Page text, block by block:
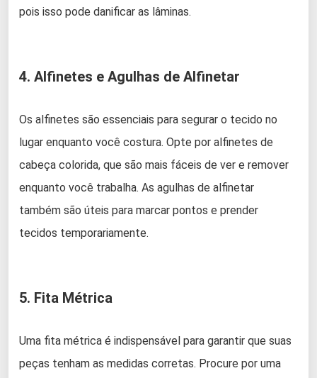
pois isso pode danificar as lâminas.
4. Alfinetes e Agulhas de Alfinetar
Os alfinetes são essenciais para segurar o tecido no
lugar enquanto você costura. Opte por alfinetes de
cabeça colorida, que são mais fáceis de ver e remover
enquanto você trabalha. As agulhas de alfinetar
também são úteis para marcar pontos e prender
tecidos temporariamente.
5. Fita Métrica
Uma fita métrica é indispensável para garantir que suas
peças tenham as medidas corretas. Procure por uma